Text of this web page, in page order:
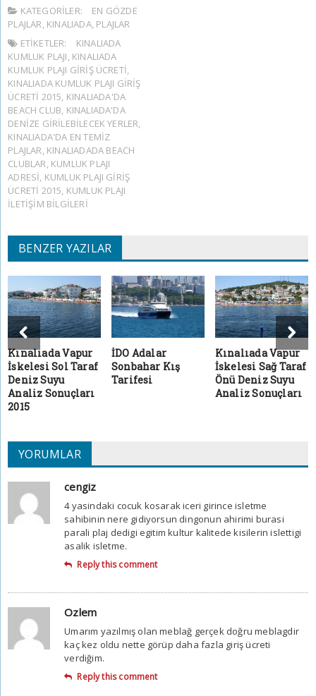
KATEGORILER:
EN GÖZDE
PLAJLAR, KINALIADA, PLAJLAR
ETIKETLER:
KINALIADA
KUMLUK PLAJI, KINALIADA
KUMLUK PLAJI GIRIŞ ÜCRETI,
KINALIADA KUMLUK PLAJI GIRIŞ
ÜCRETI 2015, KINALIADA'DA
BEACH CLUB, KINALIADA'DA
DENIZE GIRILEBILECEK YERLER,
KINALIADA'DA EN TEMIZ
PLAJLAR, KINALIADADA BEACH
CLUBLAR, KUMLUK PLAJI
ADRESI, KUMLUK PLAJI GIRIŞ
ÜCRETI 2015, KUMLUK PLAJI
ILETIŞIM BILGILERI
BENZER YAZILAR
Kınalıada Vapur
İskelesi Sol Taraf
Deniz Suyu
Analiz Sonuçları
2015
İDO Adalar
Sonbahar Kış
Tarifesi
Kınalıada Vapur
İskelesi Sağ Taraf
Önü Deniz Suyu
Analiz Sonuçları
YORUMLAR
cengiz
4 yasindaki cocuk kosarak iceri girince isletme
sahibinin nere gidiyorsun dingonun ahirimi burasi
parali plaj dedigi egitim kultur kalitede kisilerin islettigi
asalik isletme.
Reply this comment
Ozlem
Umarım yazılmış olan meblağ gerçek doğru meblagdir
kaç kez oldu nette görüp daha fazla giriş ücreti
verdiğim.
Reply this comment